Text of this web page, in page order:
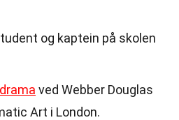
og kaptein på skolen
drama ved Webber Douglas
Art i London.